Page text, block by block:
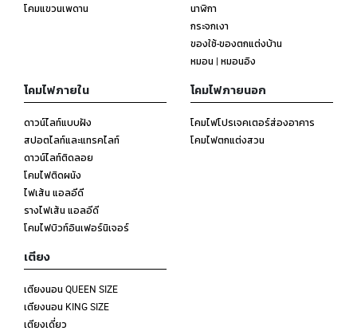
โคมแขวนเพดาน
นาฬิกา
กระจกเงา
ของใช้-ของตกแต่งบ้าน
หมอน | หมอนอิง
โคมไฟภายใน
ดาวน์ไลท์แบบฝัง
สปอตไลท์และแทรคไลท์
ดาวน์ไลท์ติดลอย
โคมไฟติดผนัง
ไฟเส้น แอลอีดี
รางไฟเส้น แอลอีดี
โคมไฟบิวท์อินเฟอร์นิเจอร์
โคมไฟภายนอก
โคมไฟโปรเจคเตอร์ส่องอาคาร
โคมไฟตกแต่งสวน
เตียง
เตียงนอน QUEEN SIZE
เตียงนอน KING SIZE
เตียงเดี่ยว